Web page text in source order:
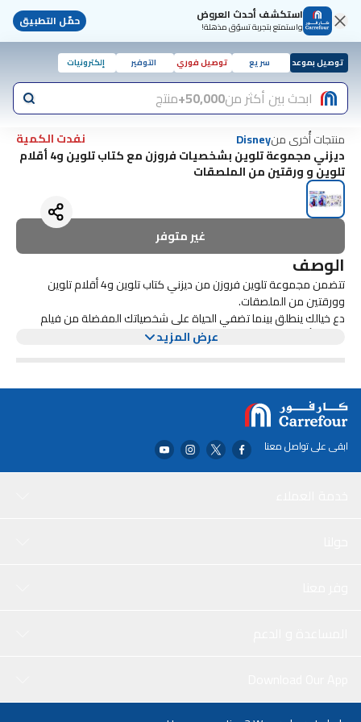
استكشف أحدث العروض
واستمتع بتجربة تسوّق مذهلة! حمّل التطبيق
توصيل بموعد سريع توصيل فوري التوفير إلكترونيات
ابحث بين أكثر من50,000+ منتج
منتجات أُخرى منDisney
نفدت الكمية
ديزني مجموعة تلوين بشخصيات فروزن مع كتاب تلوين و4 أقلام
تلوين و ورقتين من الملصقات
غير متوفر
الوصف
تتضمن مجموعة تلوين فروزن من ديزني كتاب تلوين و4 أقلام تلوين
وورقتين من الملصقات.
دع خيالك ينطلق بينما تضفي الحياة على شخصياتك المفضلة من فيلم
فروزن بألوان نابضة بالحياة. يتميز كتاب التلوين بمشاهد وشخصيات من فيلم
بعض المرح الإضافي باستخدام أوراق الملصقات. هذه المجموعة مثالية
لمحبي فروزن من جميع الأعمار، سواء كنت ترغب في التلوين بمفردك أو
مع الأصدقاء.
عرض المزيد
ابقى على تواصل معنا